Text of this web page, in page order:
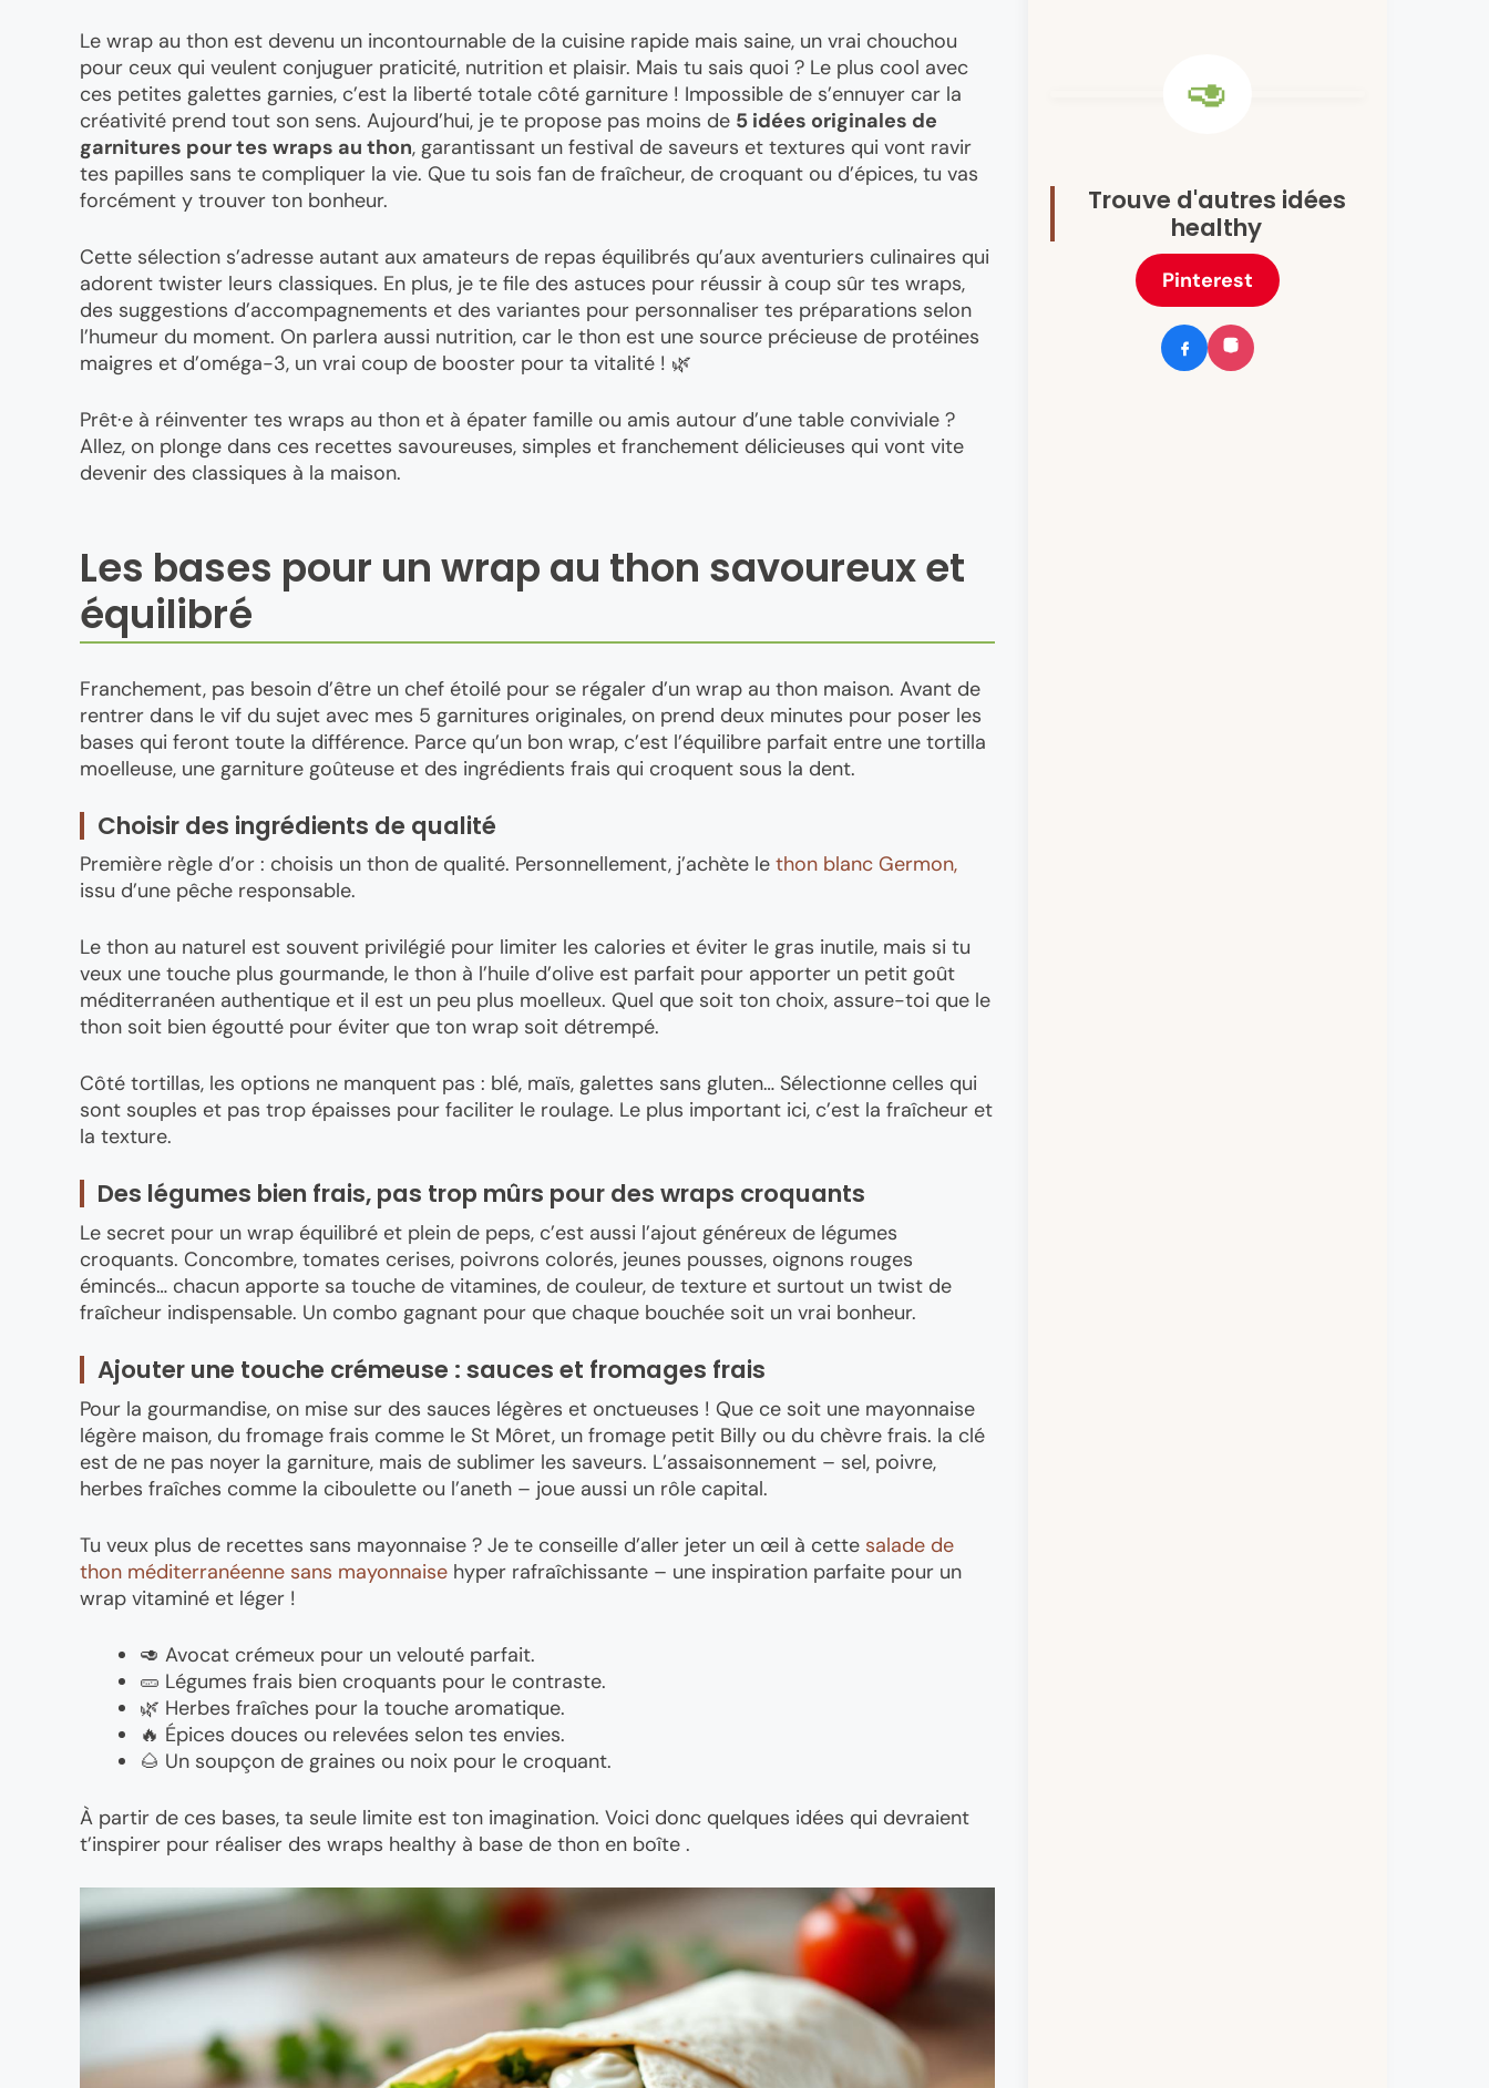
Le wrap au thon est devenu un incontournable de la cuisine rapide mais saine, un vrai chouchou
pour ceux qui veulent conjuguer praticité, nutrition et plaisir. Mais tu sais quoi ? Le plus cool avec
ces petites galettes garnies, c’est la liberté totale côté garniture ! Impossible de s’ennuyer car la
créativité prend tout son sens. Aujourd’hui, je te propose pas moins de 5 idées originales de
garnitures pour tes wraps au thon, garantissant un festival de saveurs et textures qui vont ravir
tes papilles sans te compliquer la vie. Que tu sois fan de fraîcheur, de croquant ou d’épices, tu vas
forcément y trouver ton bonheur.
Cette sélection s’adresse autant aux amateurs de repas équilibrés qu’aux aventuriers culinaires qui
adorent twister leurs classiques. En plus, je te file des astuces pour réussir à coup sûr tes wraps,
des suggestions d’accompagnements et des variantes pour personnaliser tes préparations selon
l’humeur du moment. On parlera aussi nutrition, car le thon est une source précieuse de protéines
maigres et d’oméga-3, un vrai coup de booster pour ta vitalité ! 🌿
Prêt·e à réinventer tes wraps au thon et à épater famille ou amis autour d’une table conviviale ?
Allez, on plonge dans ces recettes savoureuses, simples et franchement délicieuses qui vont vite
devenir des classiques à la maison.
Les bases pour un wrap au thon savoureux et
équilibré
Franchement, pas besoin d’être un chef étoilé pour se régaler d’un wrap au thon maison. Avant de
rentrer dans le vif du sujet avec mes 5 garnitures originales, on prend deux minutes pour poser les
bases qui feront toute la différence. Parce qu’un bon wrap, c’est l’équilibre parfait entre une tortilla
moelleuse, une garniture goûteuse et des ingrédients frais qui croquent sous la dent.
Choisir des ingrédients de qualité
Première règle d’or : choisis un thon de qualité. Personnellement, j’achète le thon blanc Germon,
issu d’une pêche responsable.
Le thon au naturel est souvent privilégié pour limiter les calories et éviter le gras inutile, mais si tu
veux une touche plus gourmande, le thon à l’huile d’olive est parfait pour apporter un petit goût
méditerranéen authentique et il est un peu plus moelleux. Quel que soit ton choix, assure-toi que le
thon soit bien égoutté pour éviter que ton wrap soit détrempé.
Côté tortillas, les options ne manquent pas : blé, maïs, galettes sans gluten… Sélectionne celles qui
sont souples et pas trop épaisses pour faciliter le roulage. Le plus important ici, c’est la fraîcheur et
la texture.
Des légumes bien frais, pas trop mûrs pour des wraps croquants
Le secret pour un wrap équilibré et plein de peps, c’est aussi l’ajout généreux de légumes
croquants. Concombre, tomates cerises, poivrons colorés, jeunes pousses, oignons rouges
émincés… chacun apporte sa touche de vitamines, de couleur, de texture et surtout un twist de
fraîcheur indispensable. Un combo gagnant pour que chaque bouchée soit un vrai bonheur.
Ajouter une touche crémeuse : sauces et fromages frais
Pour la gourmandise, on mise sur des sauces légères et onctueuses ! Que ce soit une mayonnaise
légère maison, du fromage frais comme le St Môret, un fromage petit Billy ou du chèvre frais. la clé
est de ne pas noyer la garniture, mais de sublimer les saveurs. L’assaisonnement – sel, poivre,
herbes fraîches comme la ciboulette ou l’aneth – joue aussi un rôle capital.
Tu veux plus de recettes sans mayonnaise ? Je te conseille d’aller jeter un œil à cette salade de
thon méditerranéenne sans mayonnaise hyper rafraîchissante – une inspiration parfaite pour un
wrap vitaminé et léger !
🥑 Avocat crémeux pour un velouté parfait.
🥒 Légumes frais bien croquants pour le contraste.
🌿 Herbes fraîches pour la touche aromatique.
🔥 Épices douces ou relevées selon tes envies.
🌰 Un soupçon de graines ou noix pour le croquant.
À partir de ces bases, ta seule limite est ton imagination. Voici donc quelques idées qui devraient
t’inspirer pour réaliser des wraps healthy à base de thon en boîte .
Trouve d'autres idées
healthy
Pinterest